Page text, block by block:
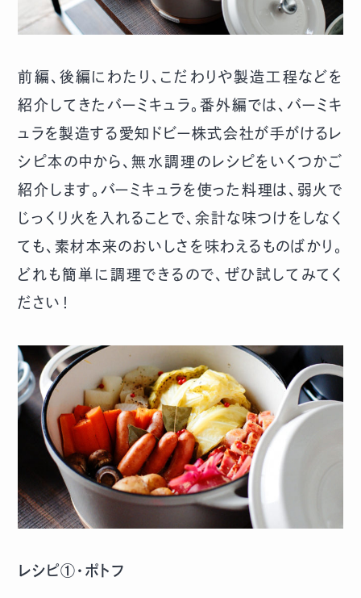
前編、後編にわたり、こだわりや製造工程などを
紹介してきたバーミキュラ。番外編では、バーミキ
ュラを製造する愛知ドビー株式会社が手がけるレ
シピ本の中から、無水調理のレシピをいくつかご
紹介します。バーミキュラを使った料理は、弱火で
じっくり火を入れることで、余計な味つけをしなく
ても、素材本来のおいしさを味わえるものばかり。
どれも簡単に調理できるので、ぜひ試してみてく
ださい！
レシピ①・ポトフ